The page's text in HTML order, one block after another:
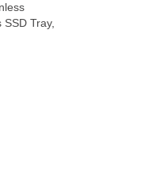
Tray,